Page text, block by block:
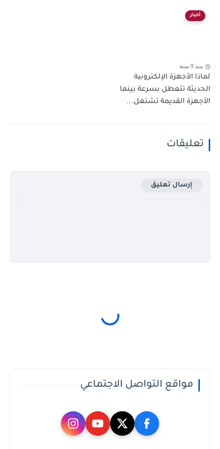
أخبار
منذ 9 سنة
لماذا الأجهزة الإلكترونية
الحديثة تتعطل بسرعة بينما
الأجهزة القديمة تشتغل...
تعليقات
إرسال تعليق
مواقع التواصل الاجتماعي